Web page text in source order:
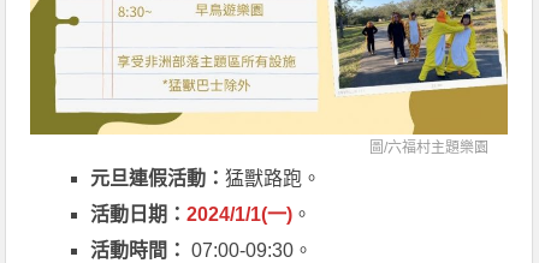
圖/六福村主題樂園
元旦連假活動：猛獸路跑。
活動日期：2024/1/1(一) 。
活動時間： 07:00-09:30。